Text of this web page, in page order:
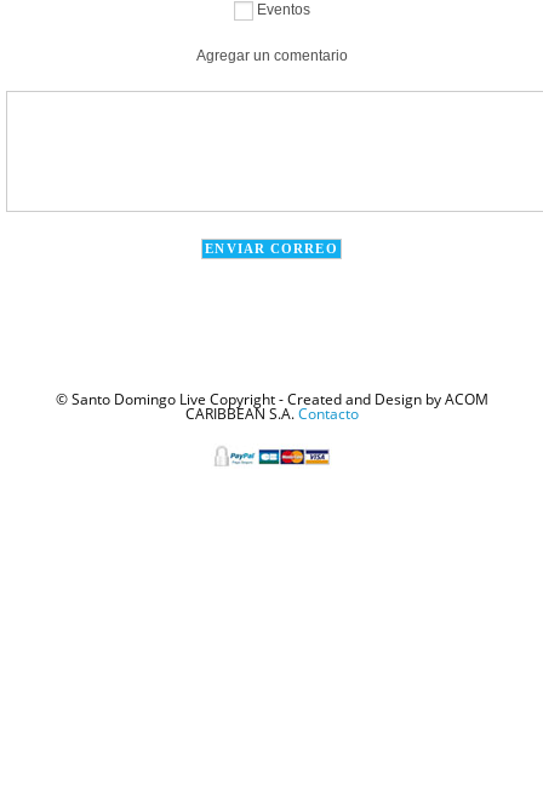
Eventos
Agregar un comentario
© Santo Domingo Live Copyright - Created and Design by ACOM
CARIBBEAN S.A.Contacto